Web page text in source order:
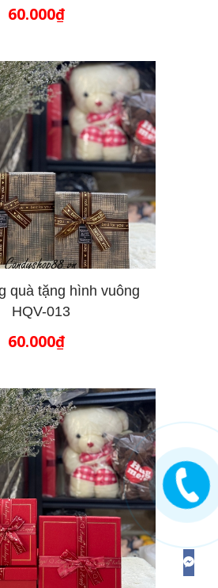
60.000₫
quà tặng hình vuông
HQV-013
60.000₫